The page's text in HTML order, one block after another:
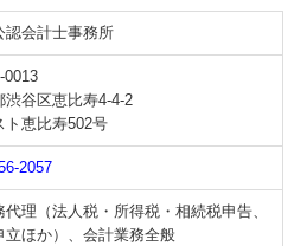
報
認会計士事務所
0013
渋谷区恵比寿4-4-2
ト恵比寿502号
2057
代理（法人税・所得税・相続税申告、
立ほか）、会計業務全般